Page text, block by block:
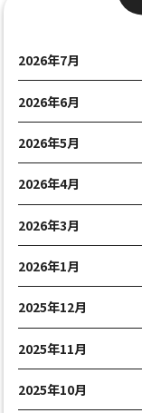
2026年7月
2026年6月
2026年5月
2026年4月
2026年3月
2026年1月
2025年12月
2025年11月
2025年10月